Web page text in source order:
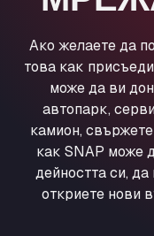
Ul. Torunska
Aqua Ariva
Marie-Curie-
Aral Autohof
An der
ARAL Autohof
Oppelner Str. 1,
ARAL
Nellinger Str.
Ако желаете да
това как
може да ви
автопарк,
камион,
как SNAP може
дейността си,
откриете нови